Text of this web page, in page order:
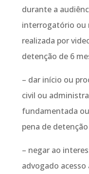
durante a
interrogatório ou
realizada por
detenção de 6
– dar início ou
civil ou
fundamentada
pena de
– negar ao
advogado